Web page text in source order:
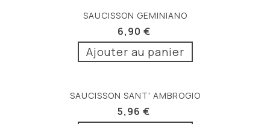
SAUCISSON GEMINIANO
6,90 €
Ajouter au panier
SAUCISSON SANT' AMBROGIO
5,96 €